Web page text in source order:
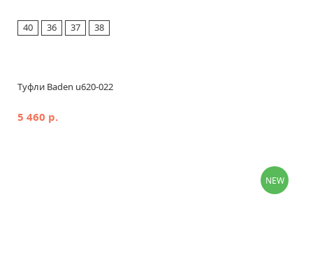
40 36 37 38
Туфли Baden u620-022
5 460 р.
NEW